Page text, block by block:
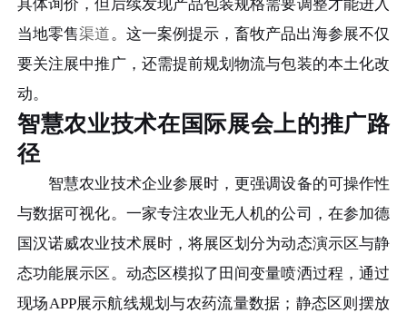
具体询价，但后续发现产品包装规格需要调整才能进入
当地零售渠道 。这一案例提示，畜牧产品出海参展不仅
要关注展中推广，还需提前规划物流与包装的本土化改
动。
智慧农业技术在国际展会上的推广路
径
智慧农业技术企业参展时，更强调设备的可操作性
与数据可视化。一家专注农业无人机的公司，在参加德
国汉诺威农业技术展时，将展区划分为动态演示区与静
态功能展示区。动态区模拟了田间变量喷洒过程，通过
现场APP展示航线规划与农药流量数据；静态区则摆放